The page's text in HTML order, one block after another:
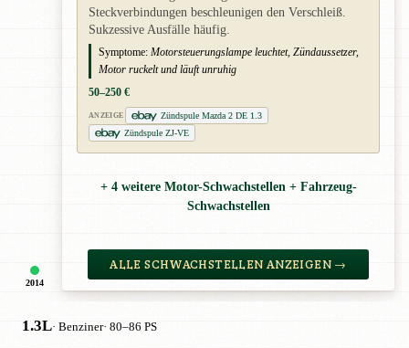
2014
Steckverbindungen beschleunigen den Verschleiß.
Sukzessive Ausfälle häufig.
Symptome: Motorsteuerungslampe leuchtet, Zündaussetzer,
Motor ruckelt und läuft unruhig
50–250 €
ANZEIGE
Zündspule Mazda 2 DE 1.3
Zündspule ZJ-VE
+ 4 weitere Motor-Schwachstellen + Fahrzeug-
Schwachstellen
ALLE SCHWACHSTELLEN ANZEIGEN →
1.3L· Benziner· 80–86 PS